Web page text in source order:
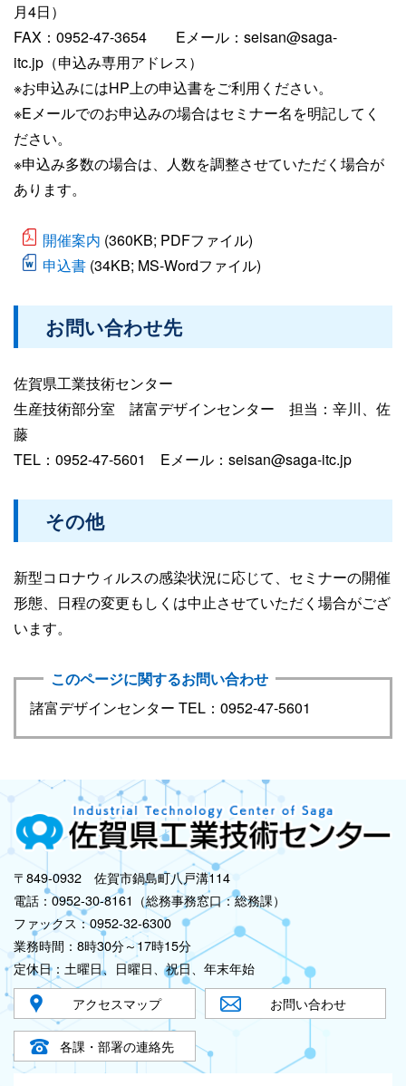
月4日）
FAX：0952-47-3654 Eメール：seisan@saga-
itc.jp（申込み専用アドレス）
※お申込みにはHP上の申込書をご利用ください。
※Eメールでのお申込みの場合はセミナー名を明記してく
ださい。
※申込み多数の場合は、人数を調整させていただく場合が
あります。
開催案内 (360KB; PDFファイル)
申込書 (34KB; MS-Wordファイル)
お問い合わせ先
佐賀県工業技術センター
生産技術部分室 諸富デザインセンター 担当：辛川、佐
藤
TEL：0952-47-5601 Eメール：seisan@saga-itc.jp
その他
新型コロナウィルスの感染状況に応じて、セミナーの開催
形態、日程の変更もしくは中止させていただく場合がござ
います。
このページに関するお問い合わせ
諸富デザインセンター TEL：0952-47-5601
〒849-0932 佐賀市鍋島町八戸溝114
電話：0952-30-8161（総務事務窓口：総務課）
ファックス：0952-32-6300
業務時間：8時30分～17時15分
定休日：土曜日、日曜日、祝日、年末年始
アクセスマップ お問い合わせ
各課・部署の連絡先